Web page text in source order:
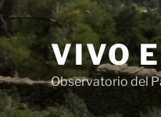
VIVO
Observatorio del